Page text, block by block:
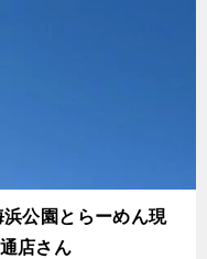
公園とらーめん現
店さん